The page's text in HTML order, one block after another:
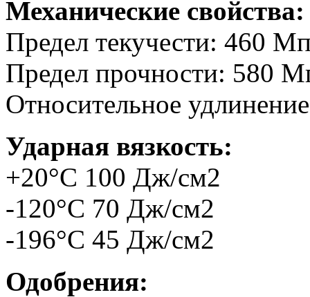
Механические свойства:
Предел текучести: 460
Предел прочности: 580
Относительное
Ударная вязкость:
+20°C 100 Дж/см2
-120°C 70 Дж/см2
-196°C 45 Дж/см2
Одобрения: